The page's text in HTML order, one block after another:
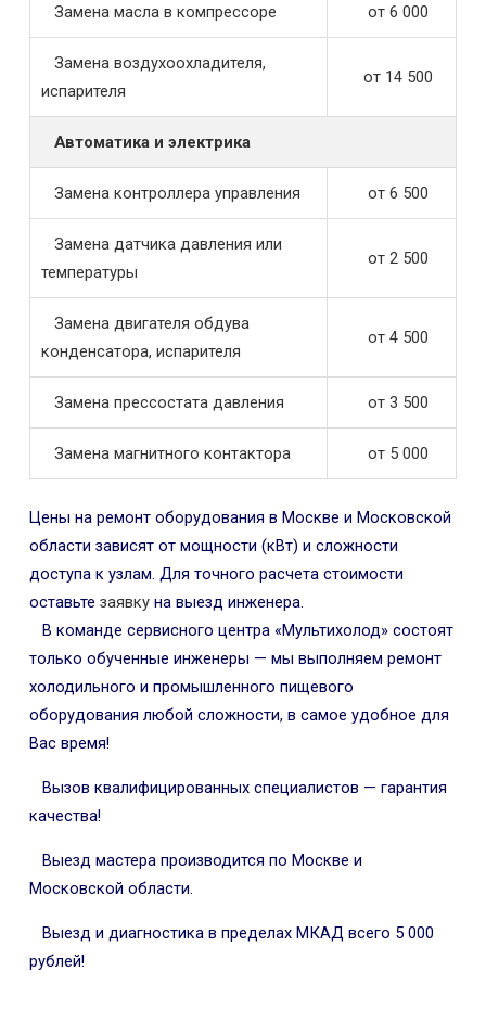
Замена масла в компрессоре от 6 000
Замена воздухоохладителя,
испарителя
от 14 500
Автоматика и электрика
Замена контроллера управления от 6 500
Замена датчика давления или
температуры
от 2 500
Замена двигателя обдува
конденсатора, испарителя
от 4 500
Замена прессостата давления от 3 500
Замена магнитного контактора от 5 000
Цены на ремонт оборудования в Москве и Московской
области зависят от мощности (кВт) и сложности
доступа к узлам. Для точного расчета стоимости
оставьте заявкуна выезд инженера.
В команде сервисного центра «Мультихолод» состоят
только обученные инженеры — мы выполняем ремонт
холодильного и промышленного пищевого
оборудования любой сложности, в самое удобное для
Вас время!
Вызов квалифицированных специалистов — гарантия
качества!
Выезд мастера производится по Москве и
Московской области.
Выезд и диагностика в пределах МКАД всего 5 000
рублей!